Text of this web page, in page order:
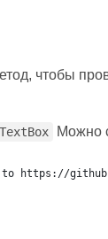
чтобы
TextBox Можно